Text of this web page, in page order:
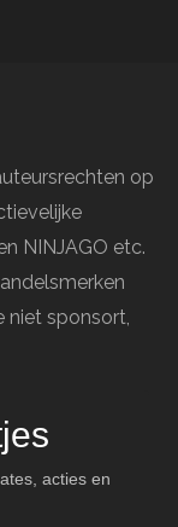
op
NINJAGO etc.
niet sponsort,
acties en